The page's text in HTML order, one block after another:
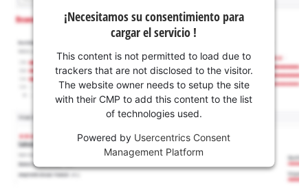
¡Necesitamos su consentimiento para
cargar el servicio !
This content is not permitted to load due to
trackers that are not disclosed to the visitor.
The website owner needs to setup the site
with their CMP to add this content to the list
of technologies used.
Powered by Usercentrics Consent
Management Platform